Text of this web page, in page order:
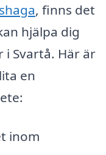
, finns det
hjälpa dig
Svartå. Här är
en
inom